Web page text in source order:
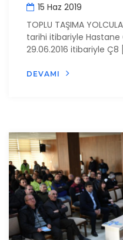
15 Haz 2019
TOPLU TAŞIMA
tarihi itibariyle Hastane
29.06.2016 itibariyle Ç8
DEVAMI